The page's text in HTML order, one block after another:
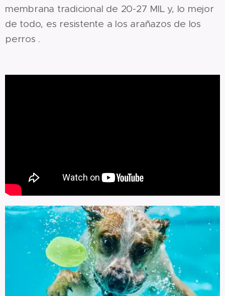
membrana tradicional de 20-27 MIL y, lo mejor
de todo, es resistente a los arañazos de los
perros .